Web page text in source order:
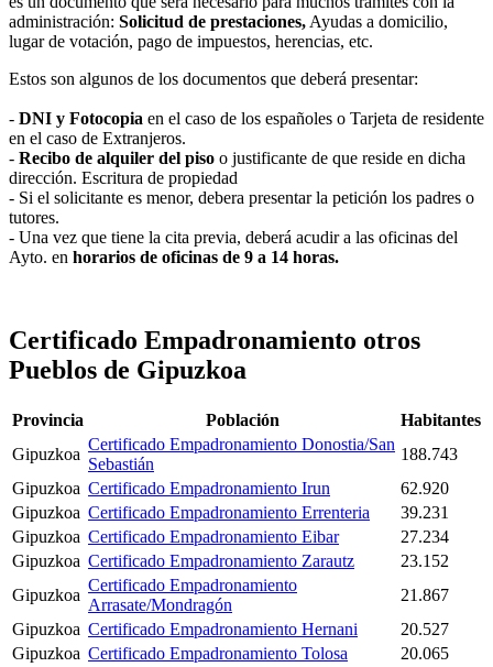
administración: Solicitud de prestaciones, Ayudas a domicilio,
lugar de votación, pago de impuestos, herencias, etc.
Estos son algunos de los documentos que deberá presentar:
- DNI y Fotocopia en el caso de los españoles o Tarjeta de residente
en el caso de Extranjeros.
- Recibo de alquiler del piso o justificante de que reside en dicha
dirección. Escritura de propiedad
- Si el solicitante es menor, debera presentar la petición los padres o
tutores.
- Una vez que tiene la cita previa, deberá acudir a las oficinas del
Ayto. en horarios de oficinas de 9 a 14 horas.
Certificado Empadronamiento otros
Pueblos de Gipuzkoa
Provincia Población
Habitantes
Gipuzkoa
Certificado Empadronamiento Donostia/San
Sebastián
188.743
Gipuzkoa Certificado Empadronamiento Irun
62.920
Gipuzkoa Certificado Empadronamiento Errenteria
39.231
Gipuzkoa Certificado Empadronamiento Eibar
27.234
Gipuzkoa Certificado Empadronamiento Zarautz
23.152
Gipuzkoa
Certificado Empadronamiento
Arrasate/Mondragón
21.867
Gipuzkoa Certificado Empadronamiento Hernani
20.527
Gipuzkoa Certificado Empadronamiento Tolosa
20.065